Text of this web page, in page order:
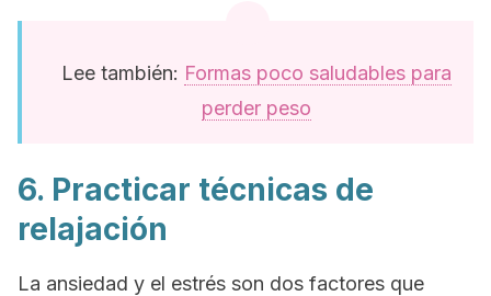
Lee también: Formas poco saludables para
perder peso
6. Practicar técnicas de
relajación
La ansiedad y el estrés son dos factores que